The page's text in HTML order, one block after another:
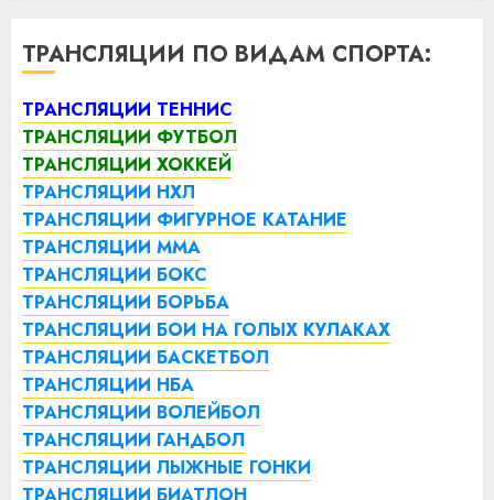
ТРАНСЛЯЦИИ ПО ВИДАМ СПОРТА:
ТРАНСЛЯЦИИ ТЕННИС
ТРАНСЛЯЦИИ ФУТБОЛ
ТРАНСЛЯЦИИ ХОККЕЙ
ТРАНСЛЯЦИИ НХЛ
ТРАНСЛЯЦИИ ФИГУРНОЕ КАТАНИЕ
ТРАНСЛЯЦИИ ММА
ТРАНСЛЯЦИИ БОКС
ТРАНСЛЯЦИИ БОРЬБА
ТРАНСЛЯЦИИ БОИ НА ГОЛЫХ КУЛАКАХ
ТРАНСЛЯЦИИ БАСКЕТБОЛ
ТРАНСЛЯЦИИ НБА
ТРАНСЛЯЦИИ ВОЛЕЙБОЛ
ТРАНСЛЯЦИИ ГАНДБОЛ
ТРАНСЛЯЦИИ ЛЫЖНЫЕ ГОНКИ
ТРАНСЛЯЦИИ БИАТЛОН